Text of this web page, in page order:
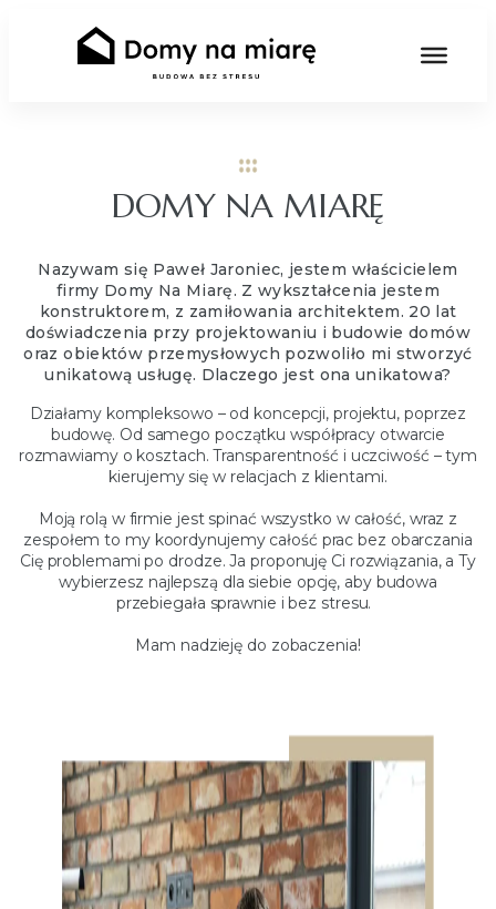
DOMY NA MIARĘ
Nazywam się Paweł Jaroniec, jestem właścicielem
firmy Domy Na Miarę. Z wykształcenia jestem
konstruktorem, z zamiłowania architektem. 20 lat
doświadczenia przy projektowaniu i budowie domów
oraz obiektów przemysłowych pozwoliło mi stworzyć
unikatową usługę. Dlaczego jest ona unikatowa?
Działamy kompleksowo – od koncepcji, projektu, poprzez
budowę. Od samego początku współpracy otwarcie
rozmawiamy o kosztach. Transparentność i uczciwość – tym
kierujemy się w relacjach z klientami.
Moją rolą w firmie jest spinać wszystko w całość, wraz z
zespołem to my koordynujemy całość prac bez obarczania
Cię problemami po drodze. Ja proponuję Ci rozwiązania, a Ty
wybierzesz najlepszą dla siebie opcję, aby budowa
przebiegała sprawnie i bez stresu.
Mam nadzieję do zobaczenia!